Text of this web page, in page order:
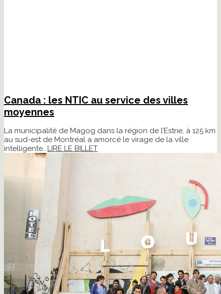
Canada : les NTIC au service des villes
moyennes
La municipalité de Magog dans la région de l’Estrie, à 125 km
au sud-est de Montréal a amorcé le virage de la ville
intelligente... LIRE LE BILLET